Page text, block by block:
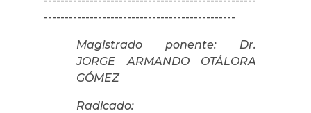
----------------------------------------------
Magistrado ponente: Dr.
JORGE ARMANDO OTÁLORA
GÓMEZ
Radicado: